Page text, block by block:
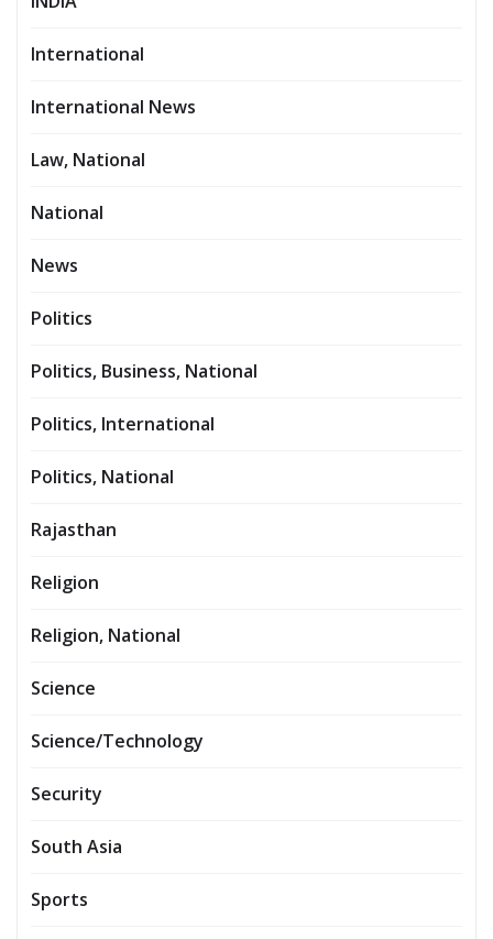
International
International News
Law, National
National
News
Politics
Politics, Business, National
Politics, International
Politics, National
Rajasthan
Religion
Religion, National
Science
Science/Technology
Security
South Asia
Sports